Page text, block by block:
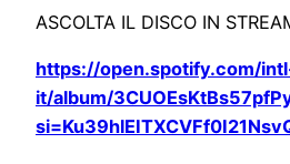
ASCOLTA IL DISCO IN
https://open.spotify.com/
it/album/